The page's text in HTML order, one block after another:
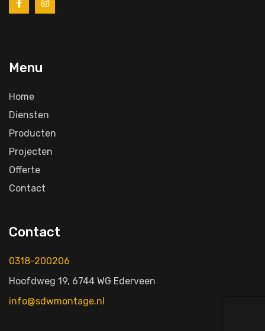
Menu
Home
Diensten
Producten
Projecten
Offerte
Contact
Contact
0318-200206
Hoofdweg 19, 6744 WG Ederveen
info@sdwmontage.nl